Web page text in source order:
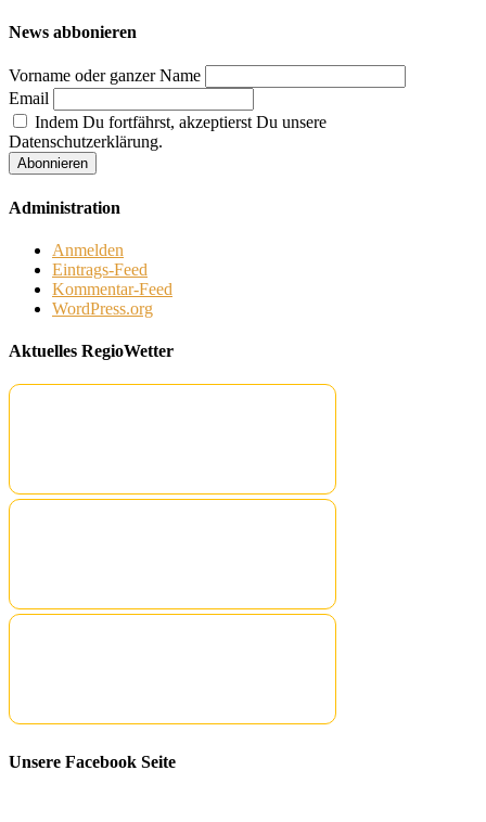
News abbonieren
Vorname oder ganzer Name
Email
Indem Du fortfährst, akzeptierst Du unsere
Datenschutzerklärung.
Administration
Anmelden
Eintrags-Feed
Kommentar-Feed
WordPress.org
Aktuelles RegioWetter
Unsere Facebook Seite